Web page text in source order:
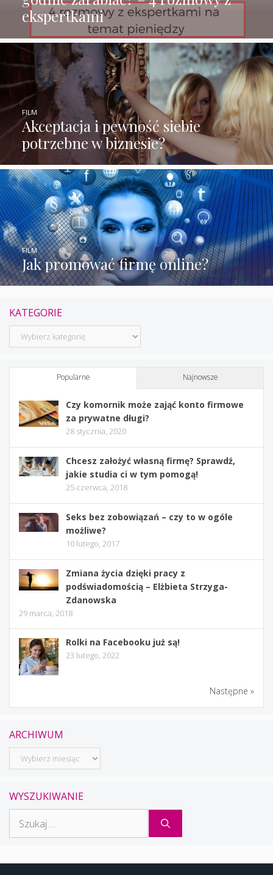
ekspertkami
Akceptacja i pewność siebie
potrzebne w biznesie?
FILM
Jak promować firmę online?
FILM
KATEGORIE
Kategorie
Popularne Najnowsze
Czy komornik może zająć konto firmowe
za prywatne długi?
28 stycznia, 2020
Chcesz założyć własną firmę? Sprawdź,
jakie studia ci w tym pomogą!
25 czerwca, 2018
Seks bez zobowiązań – czy to w ogóle
możliwe?
10 lutego, 2017
Zmiana życia dzięki pracy z
podświadomością – Elżbieta Strzyga-
Zdanowska
29 marca, 2018
Rolki na Facebooku już są!
23 lutego, 2022
Następne »
ARCHIWUM
Archiwum
WYSZUKIWANIE